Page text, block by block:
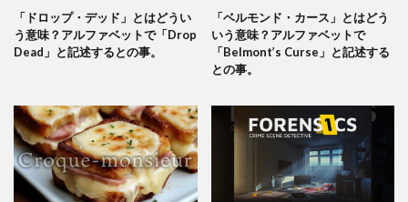
「ドロップ・デッド」とはどうい
う意味？アルファベットで「Drop
Dead」と記述するとの事。
「ベルモンド・カース」とはどう
いう意味？アルファベットで
「Belmont’s Curse」と記述する
との事。